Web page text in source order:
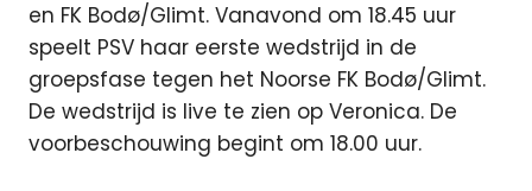
en FK Bodø/Glimt. Vanavond om 18.45 uur
speelt PSV haar eerste wedstrijd in de
groepsfase tegen het Noorse FK Bodø/Glimt.
De wedstrijd is live te zien op Veronica. De
voorbeschouwing begint om 18.00 uur.